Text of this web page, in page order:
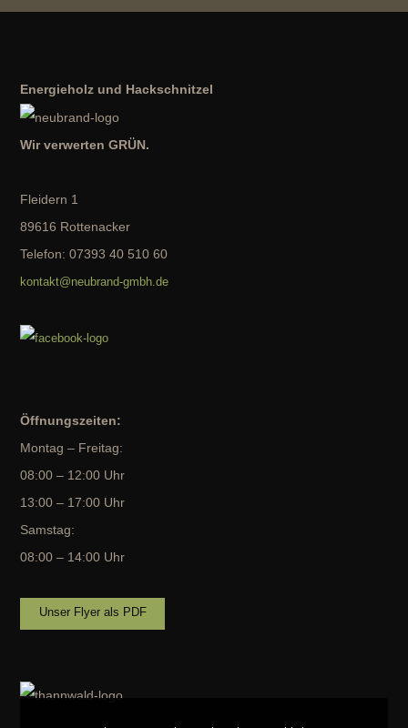
Energieholz und Hackschnitzel
Wir verwerten GRÜN.
Fleidern 1
89616 Rottenacker
Telefon: 07393 40 510 60
kontakt@neubrand-gmbh.de
Öffnungszeiten:
Montag – Freitag:
08:00 – 12:00 Uhr
13:00 – 17:00 Uhr
Samstag:
08:00 – 14:00 Uhr
Unser Flyer als PDF